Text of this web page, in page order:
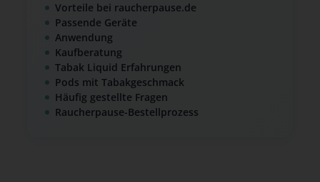
Vorteile bei raucherpause.de
Passende Geräte
Anwendung
Kaufberatung
Tabak Liquid Erfahrungen
Pods mit Tabakgeschmack
Häufig gestellte Fragen
Raucherpause-Bestellprozess